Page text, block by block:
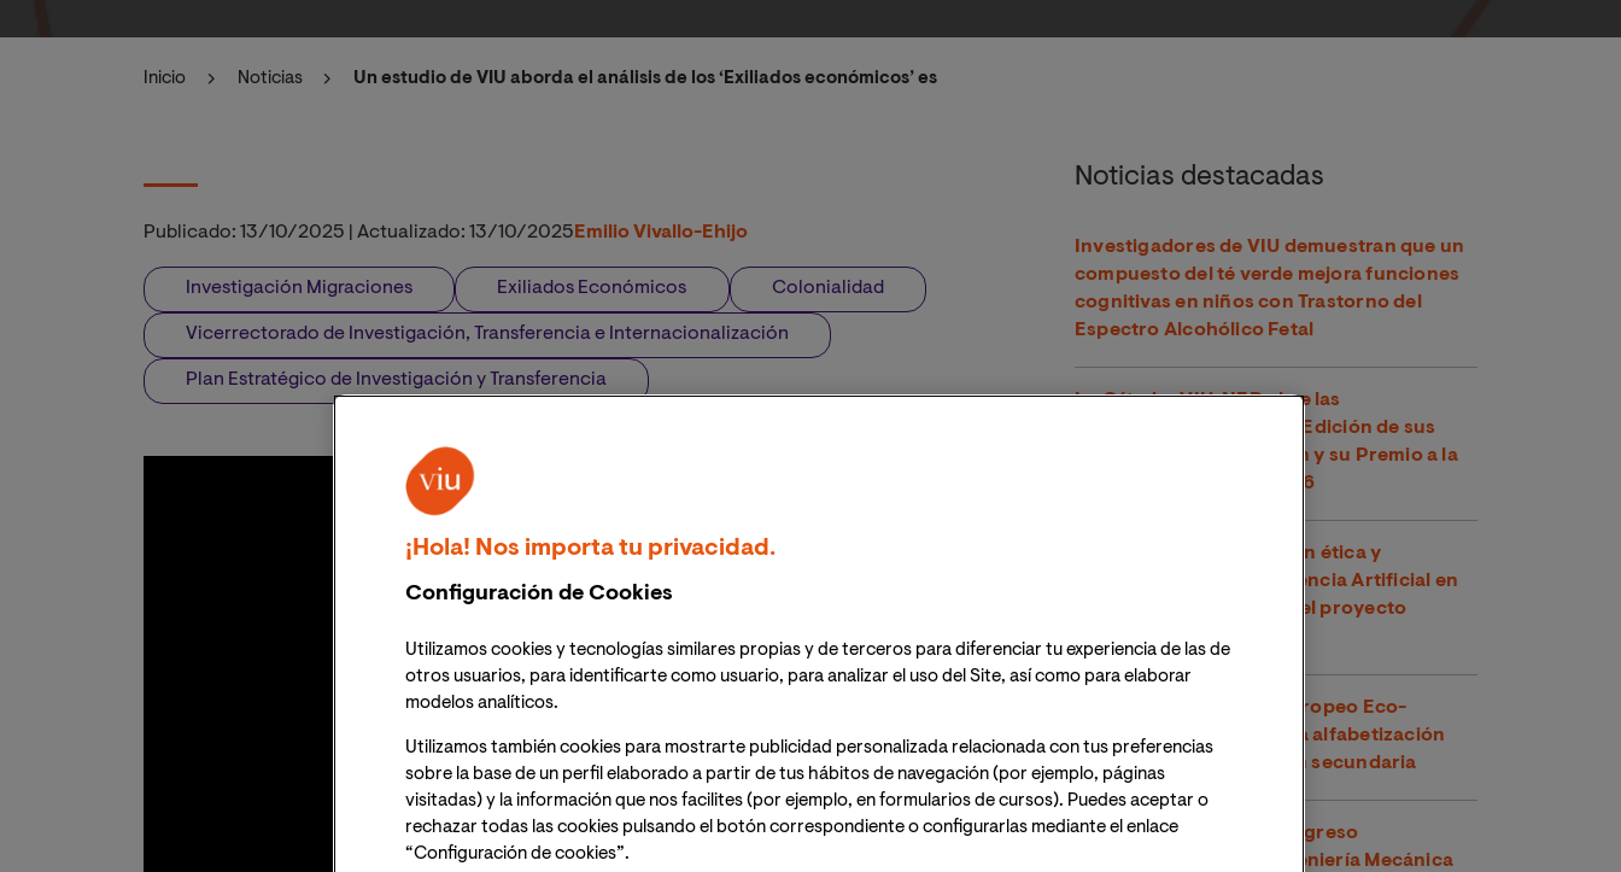
Inicio Noticias Un estudio de VIU aborda el análisis de los ‘Exiliados económicos’ españoles a Latinoamérica durante la crisis global de 2008
Publicado: 13/10/2025 Actualizado: 13/10/2025 Emilio Vivallo-Ehijo
Investigación Migraciones Exiliados Económicos Colonialidad
Vicerrectorado de Investigación, Transferencia e Internacionalización
Plan Estratégico de Investigación y Transferencia
Noticias destacadas
Investigadores de VIU demuestran que un
compuesto del té verde mejora funciones
cognitivas en niños con Trastorno del
Espectro Alcohólico Fetal
La Cátedra VIU-NED abre las
convocatorias para la III Edición de sus
Ayudas a la Investigación y su Premio a la
Mejor Tesis Doctoral 2026
VIU impulsa la integración ética y
pedagógica de la Inteligencia Artificial en
Europa participando en el proyecto
EmpowerAId
VIU lidera el proyecto europeo Eco-
Escaper para fomentar la alfabetización
climática en la educación secundaria
VIU participa en el X Congreso
Latinoamericano de Ingeniería Mecánica
¡Hola! Nos importa tu privacidad.
Configuración de Cookies
Utilizamos cookies y tecnologías similares propias y de terceros para diferenciar tu experiencia de las de
otros usuarios, para identificarte como usuario, para analizar el uso del Site, así como para elaborar
modelos analíticos.
Utilizamos también cookies para mostrarte publicidad personalizada relacionada con tus preferencias
sobre la base de un perfil elaborado a partir de tus hábitos de navegación (por ejemplo, páginas
visitadas) y la información que nos facilites (por ejemplo, en formularios de cursos). Puedes aceptar o
rechazar todas las cookies pulsando el botón correspondiente o configurarlas mediante el enlace
“Configuración de cookies”.